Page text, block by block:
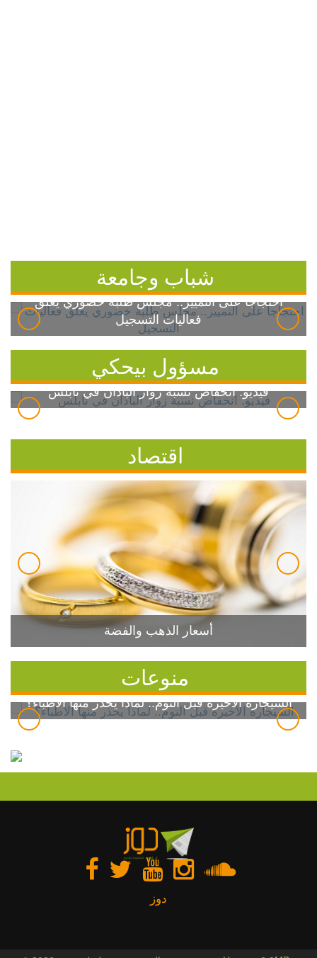
شباب وجامعة
احتجاجاً على التمييز.. مجلس طلبة خضوري يعلق
فعاليات التسجيل
مسؤول بيحكي
فيديو: انخفاض نسبة زوار الباذان في نابلس
اقتصاد
أسعار الذهب والفضة
منوعات
السيجارة الأخيرة قبل النوم.. لماذا يحذر منها الأطباء؟
دوز